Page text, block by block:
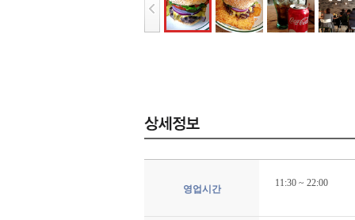
영업시간
11:30 ~ 22:00